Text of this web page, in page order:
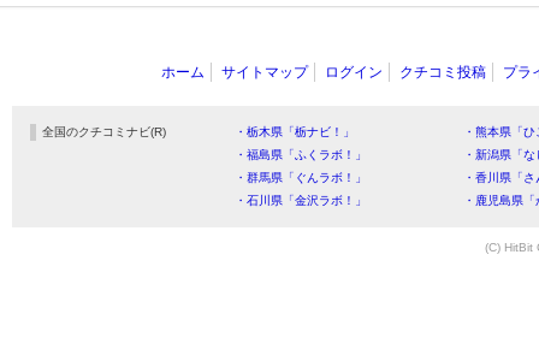
ホーム サイトマップ ログイン クチコミ投稿 プラ
全国のクチコミナビ(R) ・栃木県「栃ナビ！」
・熊本県「
・福島県「ふくラボ！」
・新潟県「
・群馬県「ぐんラボ！」
・香川県「
・石川県「金沢ラボ！」
・鹿児島県
(C) HitBit